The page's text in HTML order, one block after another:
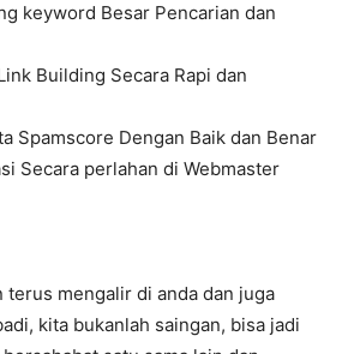
keyword Besar Pencarian dan
Building Secara Rapi dan
Spamscore Dengan Baik dan Benar
Secara perlahan di Webmaster
terus mengalir di anda dan juga
kita bukanlah saingan, bisa jadi